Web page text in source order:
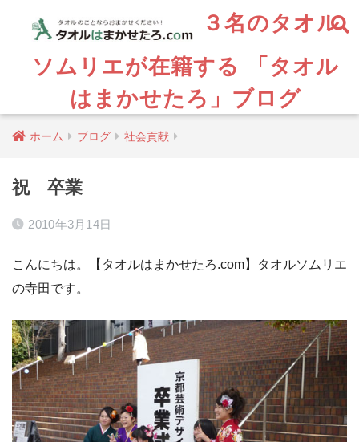
３名のタオル
ソムリエが在籍する 「タオル
はまかせたろ」ブログ
ホーム ブログ 社会貢献
祝 卒業
2010年3月14日
こんにちは。【タオルはまかせたろ.com】タオルソムリエ
の寺田です。